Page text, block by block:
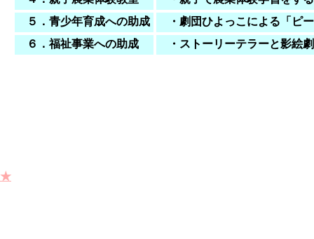
５．青少年育成への助成
・劇団ひよっこによる「ピ
６．福祉事業への助成
・ストーリーテラーと影絵劇
★